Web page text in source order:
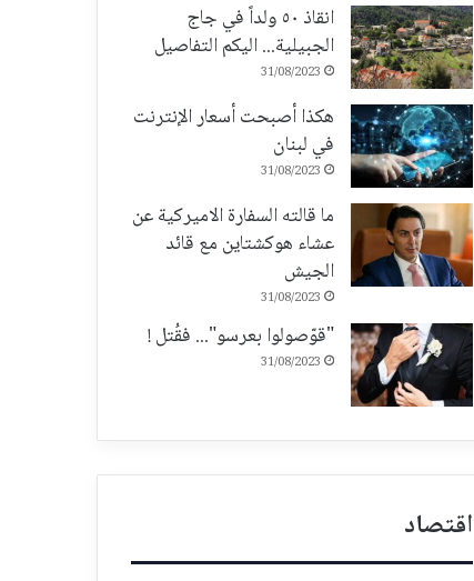
انقاذ ٥٠ ولداً في جاج
الجبيلية... اليكم التفاصيل
31/08/2023
هكذا أصبحت أسعار الإنترنت
في لبنان
31/08/2023
ما قالته السفارة الاميركية عن
عشاء هوكشتاين مع قائد
الجيش
31/08/2023
"قوّصولوا بعرسو"... فقُتل !
31/08/2023
اقتصاد